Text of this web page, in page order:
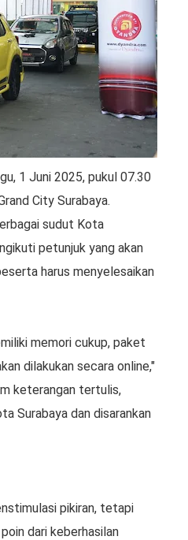
1 Juni 2025, pukul 07.30
City Surabaya.
sudut Kota
petunjuk yang akan
harus menyelesaikan
memori cukup, paket
dilakukan secara online,"
keterangan tertulis,
Surabaya dan disarankan
pikiran, tetapi
dari keberhasilan